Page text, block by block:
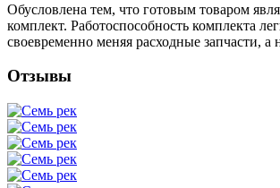
Обусловлена тем, что готовым товаром
комплект. Работоспособность комплекта
своевременно меняя расходные запчасти, а
Отзывы